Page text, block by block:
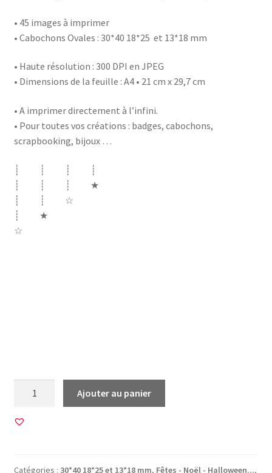
• 45 images à imprimer
• Cabochons Ovales : 30*40 18*25 et 13*18 mm
• Haute résolution : 300 DPI en JPEG
• Dimensions de la feuille : A4 • 21 cm x 29,7 cm
• A imprimer directement à l’infini.
• Pour toutes vos créations : badges, cabochons,
scrapbooking, bijoux …
┊ ┊ ┊ ┊
┊ ┊ ┊ ★
┊ ┊ ☆
┊ ★
☆
45
Ajouter au panier
Catégories : 30*40 18*25 et 13*18 mm, Fêtes - Noël - Halloween...,